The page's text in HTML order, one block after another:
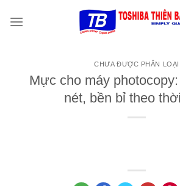
CHƯA ĐƯỢC PHÂN LOẠI
Mực cho máy
nét, bền bỉ theo